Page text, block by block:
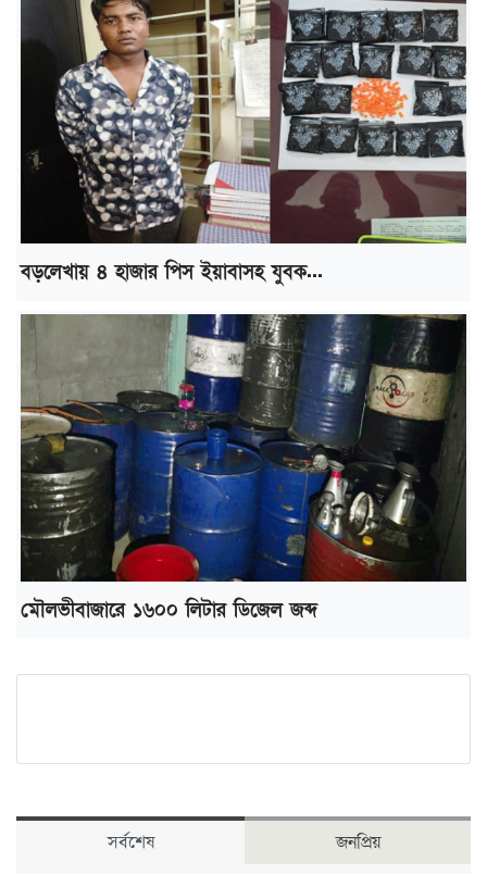
বড়লেখায় ৪ হাজার পিস ইয়াবাসহ যুবক...
মৌলভীবাজারে ১৬০০ লিটার ডিজেল জব্দ
সর্বশেষ জনপ্রিয়